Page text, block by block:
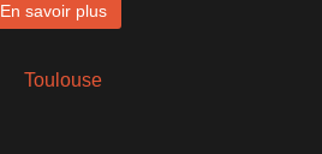
En savoir plus
Toulouse